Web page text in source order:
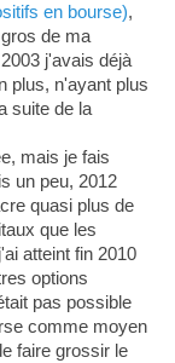
en bourse),
de ma
j'avais déjà
plus, n'ayant plus
suite de la
mais je fais
un peu, 2012
quasi plus de
que les
atteint fin 2010
options
pas possible
comme moyen
faire grossir le